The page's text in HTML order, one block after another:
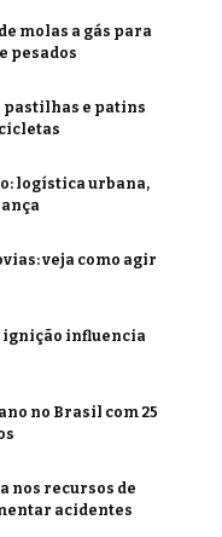
molas a gás para
pesados
pastilhas e patins
logística urbana,
veja como agir
ignição influencia
no Brasil com 25
nos recursos de
acidentes